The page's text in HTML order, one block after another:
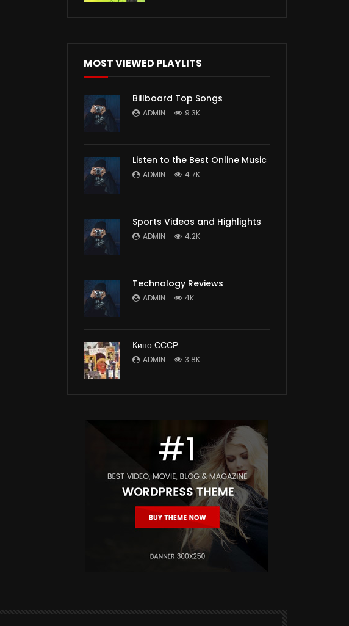
MOST VIEWED PLAYLITS
Billboard Top Songs
ADMIN 9.3K
Listen to the Best Online Music
ADMIN 4.7K
Sports Videos and Highlights
ADMIN 4.2K
Technology Reviews
ADMIN 4K
Кино СССР
ADMIN 3.8K